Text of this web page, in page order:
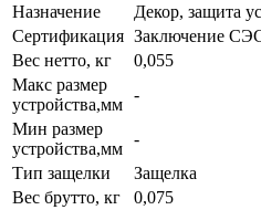
Назначение
Декор, защита
Сертификация Заключение
Вес нетто, кг
0,055
Макс размер
устройства,мм
-
Мин размер
устройства,мм
-
Тип защелки
Защелка
Вес брутто, кг
0,075